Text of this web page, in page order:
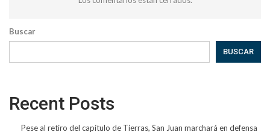
Buscar
BUSCAR
Recent Posts
Pese al retiro del capítulo de Tierras, San Juan marchará en defensa